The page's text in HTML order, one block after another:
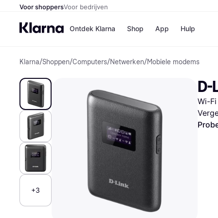
Voor shoppersVoor bedrijven
Ontdek Klarna Shop
Winkels
Bol
H&M
App Hulp
Klarna/Shoppen/Computers/Netwerken/Mobiele modems
+3
D-
Wi-Fi